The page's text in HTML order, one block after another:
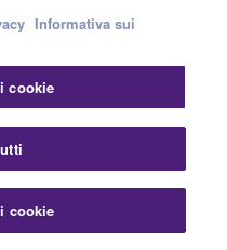
Informativa sui
cookie
cookie